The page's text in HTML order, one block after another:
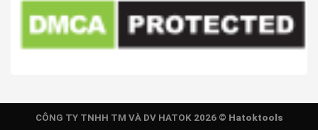
CÔNG TY TNHH TM VÀ DV HATOK 2026 © Hatoktools